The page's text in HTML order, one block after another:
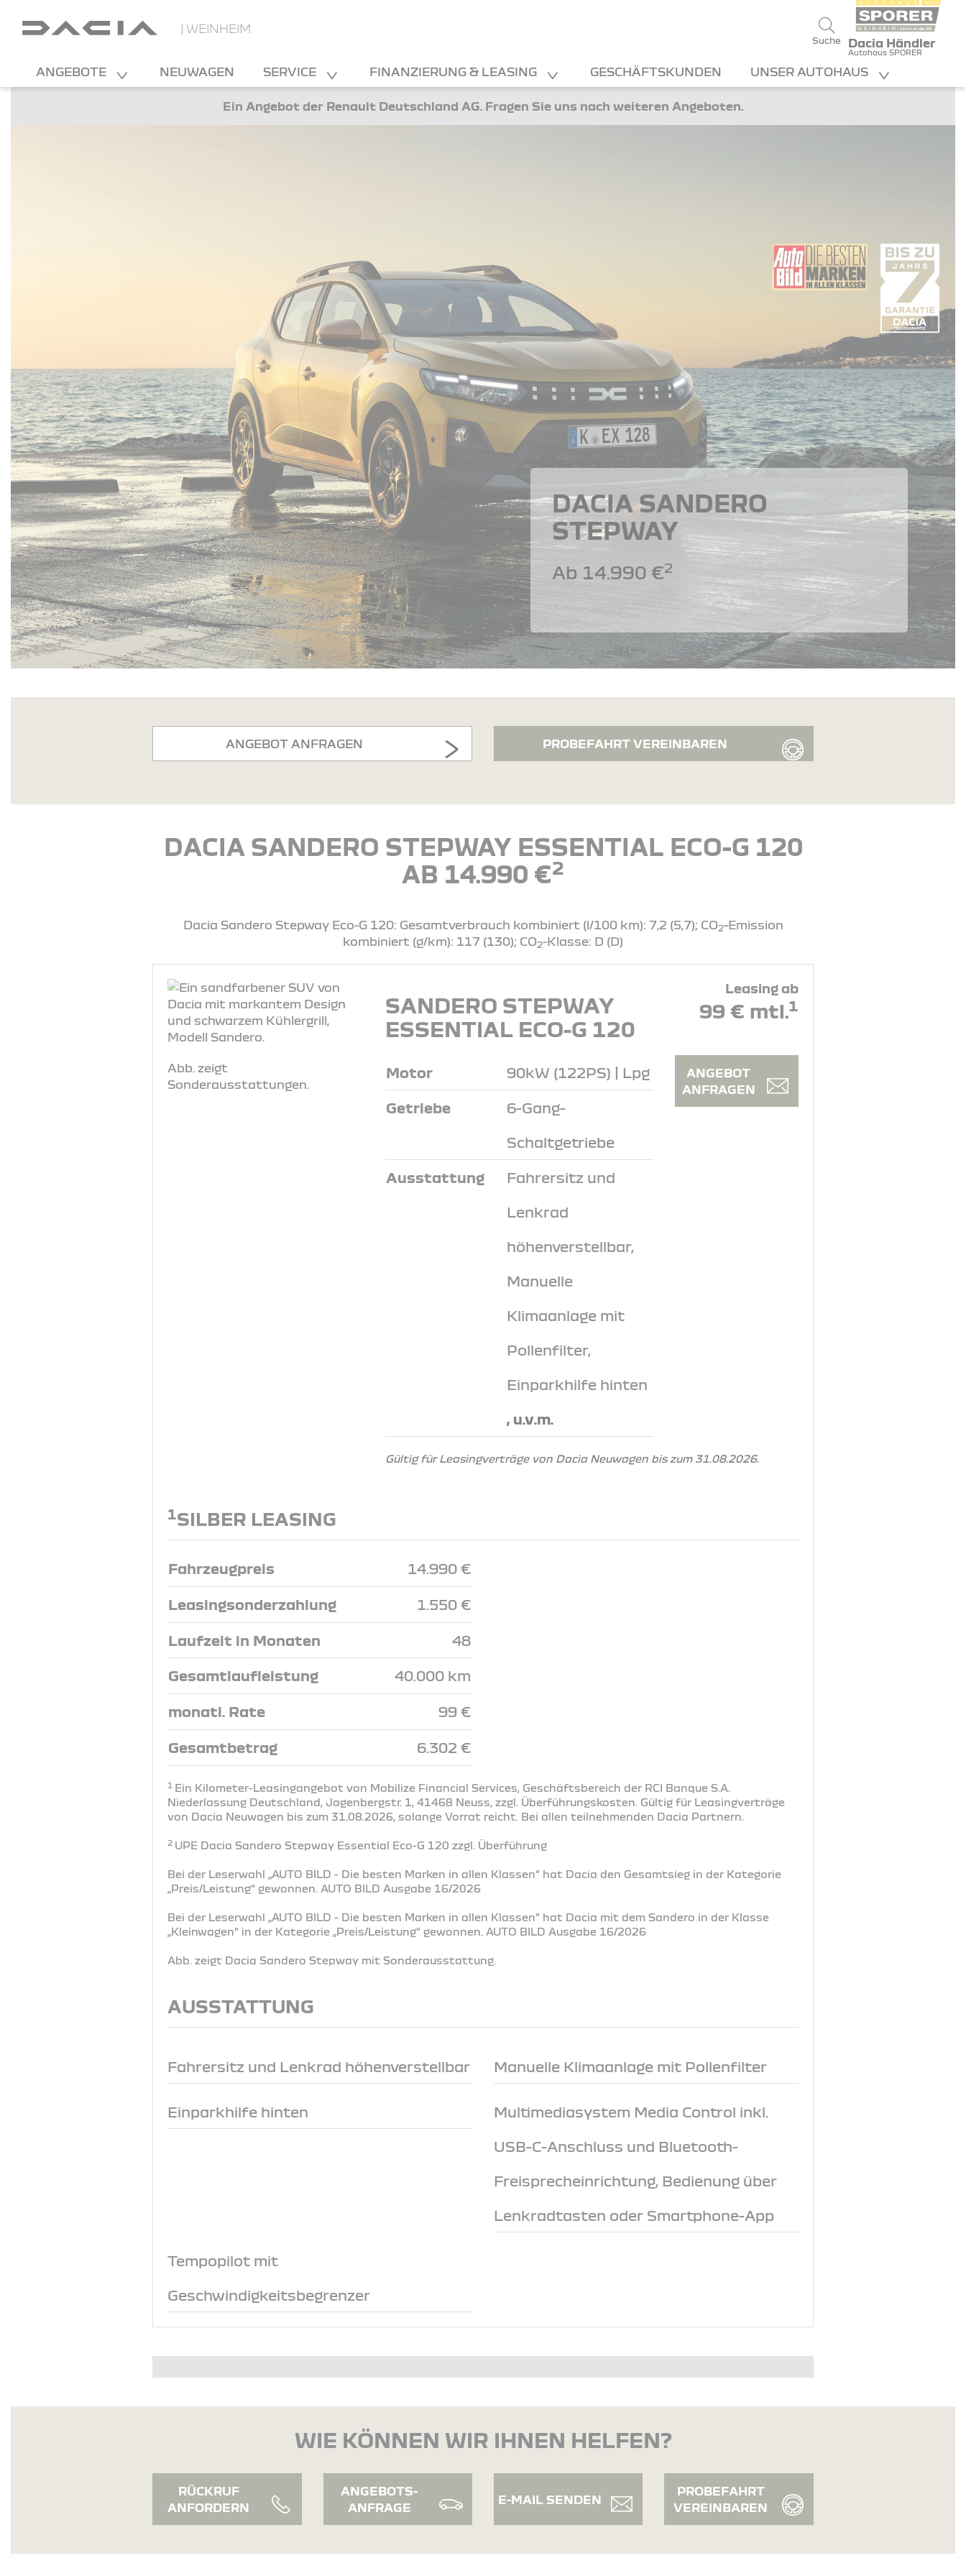
| WEINHEIM
Suche Dacia Händler
Autohaus SPORER
ANGEBOTE NEUWAGEN SERVICE FINANZIERUNG & LEASING GESCHÄFTSKUNDEN UNSER AUTOHAUS
Ein Angebot der Renault Deutschland AG. Fragen Sie uns nach weiteren Angeboten.
DACIA SANDERO
STEPWAY
Ab 14.990 €2
ANGEBOT ANFRAGEN PROBEFAHRT VEREINBAREN
DACIA SANDERO STEPWAY ESSENTIAL ECO-G 120
AB 14.990 €2
Dacia Sandero Stepway Eco-G 120: Gesamtverbrauch kombiniert (l/100 km): 7,2 (5,7); CO2-Emission
kombiniert (g/km): 117 (130); CO2-Klasse: D (D)
Abb. zeigt
Sonderausstattungen.
SANDERO STEPWAY
ESSENTIAL ECO-G 120
Leasing ab
99 € mtl.1
Motor 90kW (122PS) | Lpg
Getriebe 6-Gang-
Schaltgetriebe
Ausstattung Fahrersitz und
Lenkrad
höhenverstellbar,
Manuelle
Klimaanlage mit
Pollenfilter,
Einparkhilfe hinten
, u.v.m.
ANGEBOT
ANFRAGEN
Gültig für Leasingverträge von Dacia Neuwagen bis zum 31.08.2026.
1SILBER LEASING
Fahrzeugpreis 14.990 €
Leasingsonderzahlung 1.550 €
Laufzeit in Monaten 48
Gesamtlaufleistung 40.000 km
monatl. Rate 99 €
Gesamtbetrag 6.302 €
1 Ein Kilometer-Leasingangebot von Mobilize Financial Services, Geschäftsbereich der RCI Banque S.A.
Niederlassung Deutschland, Jagenbergstr. 1, 41468 Neuss, zzgl. Überführungskosten. Gültig für Leasingverträge
von Dacia Neuwagen bis zum 31.08.2026, solange Vorrat reicht. Bei allen teilnehmenden Dacia Partnern.
2 UPE Dacia Sandero Stepway Essential Eco-G 120 zzgl. Überführung
Bei der Leserwahl „AUTO BILD - Die besten Marken in allen Klassen“ hat Dacia den Gesamtsieg in der Kategorie
„Preis/Leistung“ gewonnen. AUTO BILD Ausgabe 16/2026
Bei der Leserwahl „AUTO BILD - Die besten Marken in allen Klassen“ hat Dacia mit dem Sandero in der Klasse
„Kleinwagen“ in der Kategorie „Preis/Leistung“ gewonnen. AUTO BILD Ausgabe 16/2026
Abb. zeigt Dacia Sandero Stepway mit Sonderausstattung.
AUSSTATTUNG
Fahrersitz und Lenkrad höhenverstellbar Manuelle Klimaanlage mit Pollenfilter
Einparkhilfe hinten Multimediasystem Media Control inkl.
USB-C-Anschluss und Bluetooth-
Freisprecheinrichtung, Bedienung über
Lenkradtasten oder Smartphone-App
Tempopilot mit
Geschwindigkeitsbegrenzer
WIE KÖNNEN WIR IHNEN HELFEN?
RÜCKRUF
ANFORDERN
ANGEBOTS-
ANFRAGE
E-MAIL SENDEN
PROBEFAHRT
VEREINBAREN